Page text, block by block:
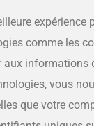
expérience
comme les
aux informations
vous
que votre
QC J1L 1K1